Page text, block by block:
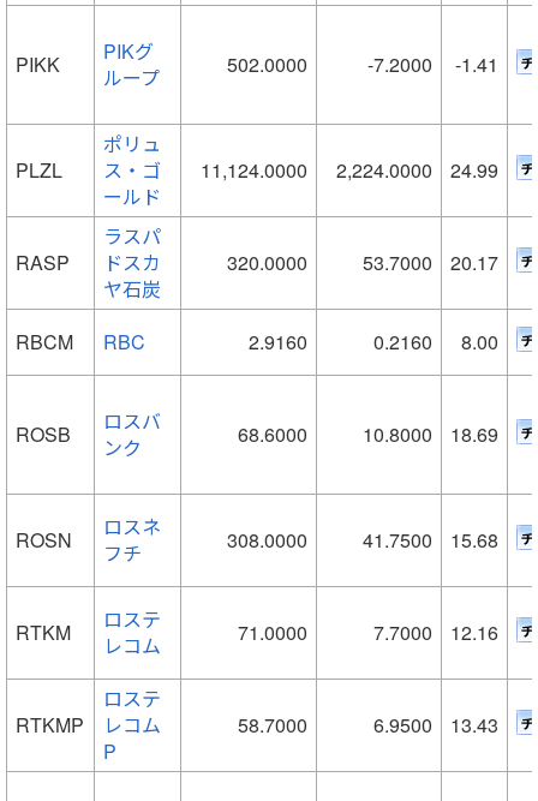
PIKK
PIKグ
ループ
502.0000 -7.2000 -1.41
PLZL
ポリュ
ス・ゴ
ールド
11,124.0000 2,224.0000 24.99
RASP
ラスパ
ドスカ
ヤ石炭
320.0000 53.7000 20.17
RBCM RBC 2.9160 0.2160 8.00
ROSB
ロスバ
ンク
68.6000 10.8000 18.69
ROSN
ロスネ
フチ
308.0000 41.7500 15.68
RTKM
ロステ
レコム
71.0000 7.7000 12.16
RTKMP
ロステ
レコム
P
58.7000 6.9500 13.43